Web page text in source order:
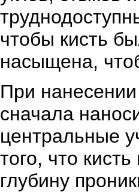
чтобы кисть
насыщена,
При нанесении
сначала
центральные
того, что
глубину